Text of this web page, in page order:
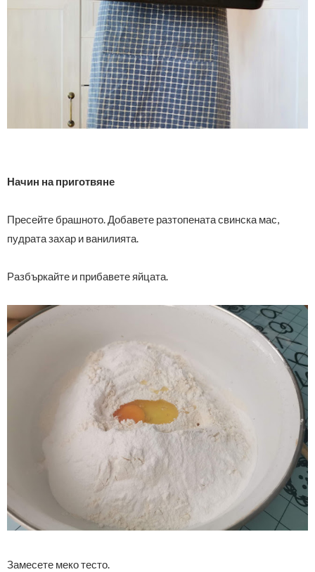
Начин на приготвяне
Пресейте брашното. Добавете разтопената свинска мас,
пудрата захар и ванилията.
Разбъркайте и прибавете яйцата.
Замесете меко тесто.